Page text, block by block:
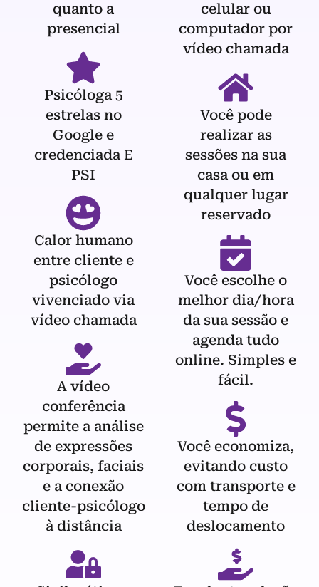
quanto a
presencial
Psicóloga 5
estrelas no
Google e
credenciada E
PSI
Calor humano
entre cliente e
psicólogo
vivenciado via
vídeo chamada
A vídeo
conferência
permite a análise
de expressões
corporais, faciais
e a conexão
cliente-psicólogo
à distância
celular ou
computador por
vídeo chamada
Você pode
realizar as
sessões na sua
casa ou em
qualquer lugar
reservado
Você escolhe o
melhor dia/hora
da sua sessão e
agenda tudo
online. Simples e
fácil.
Você economiza,
evitando custo
com transporte e
tempo de
deslocamento